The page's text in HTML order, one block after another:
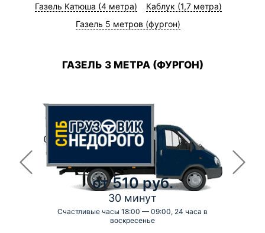
Газель Катюша (4 метра)
Каблук (1,7 метра)
Газель 5 метров (фургон)
ГАЗЕЛЬ 3 МЕТРА (ФУРГОН)
от 510 руб.
30 минут
Счастливые часы 18:00 — 09:00, 24 часа в
воскресенье
-